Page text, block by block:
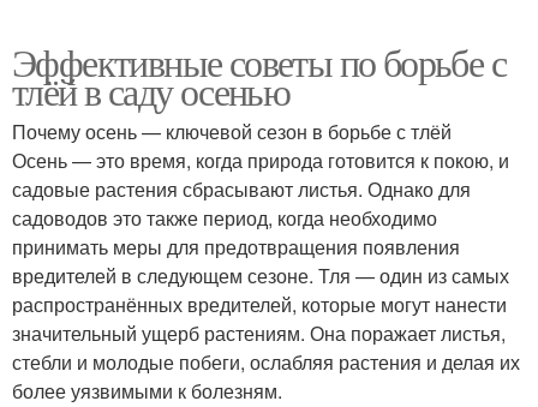
Эффективные советы по борьбе с
тлёй в саду осенью
Почему осень — ключевой сезон в борьбе с тлёй
Осень — это время, когда природа готовится к покою, и
садовые растения сбрасывают листья. Однако для
садоводов это также период, когда необходимо
принимать меры для предотвращения появления
вредителей в следующем сезоне. Тля — один из самых
распространённых вредителей, которые могут нанести
значительный ущерб растениям. Она поражает листья,
стебли и молодые побеги, ослабляя растения и делая их
более уязвимыми к болезням.